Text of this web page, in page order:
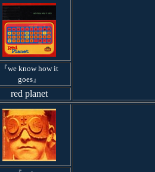
『we know how it
goes』
red planet